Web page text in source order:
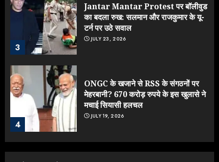
3
Jantar Mantar Protest पर बॉलीवुड
का बदला रुख: सलमान और राजकुमार के यू-
टर्न पर उठे सवाल
JULY 23, 2026
4
ONGC के खजाने से RSS के संगठनों पर
मेहरबानी? 670 करोड़ रुपये के इस खुलासे ने
मचाई सियासी हलचल
JULY 19, 2026